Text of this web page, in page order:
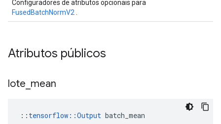
Configuradores de atributos opcionais para
FusedBatchNormV2
Atributos públicos
lote mean
:: tensorflow::Output batch_mean